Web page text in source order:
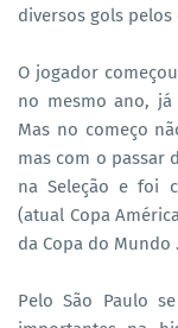
diversos gols
O jogador
no mesmo ano, já
Mas no começo
mas com o passar
na Seleção e foi
(atual Copa
da Copa do Mundo .
Pelo São Paulo